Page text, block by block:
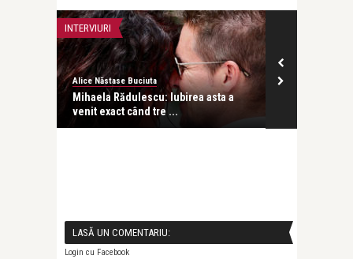
INTERVIURI
Alice Năstase Buciuta
Mihaela Rădulescu: Iubirea asta a
venit exact când tre ...
LASĂ UN COMENTARIU:
Login cu Facebook